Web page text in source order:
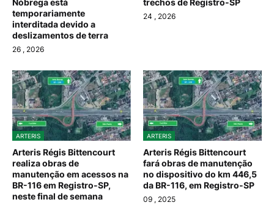
Nóbrega está
temporariamente
interditada devido a
deslizamentos de terra
26 , 2026
trechos de Registro-SP
24 , 2026
ARTERIS
Arteris Régis Bittencourt
realiza obras de
manutenção em acessos na
BR-116 em Registro-SP,
neste final de semana
ARTERIS
Arteris Régis Bittencourt
fará obras de manutenção
no dispositivo do km 446,5
da BR-116, em Registro-SP
09 , 2025